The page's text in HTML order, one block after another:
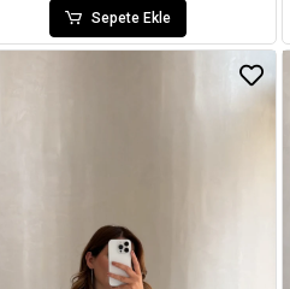
Sepete Ekle